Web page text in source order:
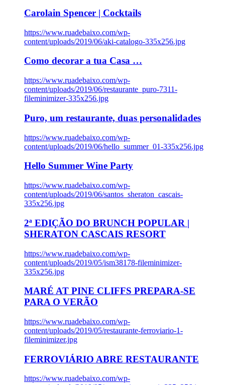
Carolain Spencer | Cocktails
https://www.ruadebaixo.com/wp-
content/uploads/2019/06/aki-catalogo-335x256.jpg
Como decorar a tua Casa …
https://www.ruadebaixo.com/wp-
content/uploads/2019/06/restaurante_puro-7311-
fileminimizer-335x256.jpg
Puro, um restaurante, duas personalidades
https://www.ruadebaixo.com/wp-
content/uploads/2019/06/hello_summer_01-335x256.jpg
Hello Summer Wine Party
https://www.ruadebaixo.com/wp-
content/uploads/2019/06/santos_sheraton_cascais-
335x256.jpg
2ª EDIÇÃO DO BRUNCH POPULAR |
SHERATON CASCAIS RESORT
https://www.ruadebaixo.com/wp-
content/uploads/2019/05/ism38178-fileminimizer-
335x256.jpg
MARÉ AT PINE CLIFFS PREPARA-SE
PARA O VERÃO
https://www.ruadebaixo.com/wp-
content/uploads/2019/05/restaurante-ferroviario-1-
fileminimizer.jpg
FERROVIÁRIO ABRE RESTAURANTE
https://www.ruadebaixo.com/wp-